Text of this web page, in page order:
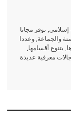
توفر مجانا
والجماعة, وعددا
بتنوع أقسامها,
معرفية عديدة